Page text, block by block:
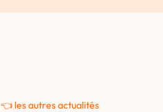
👈 les autres actualités